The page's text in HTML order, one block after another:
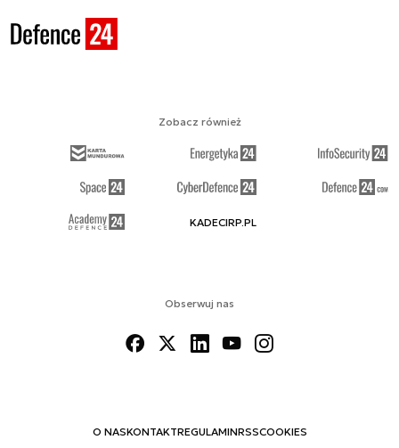
Obserwuj nas
O NASKONTAKTREGULAMINRSSCOOKIES
Zobacz również
KADECIRP.PL